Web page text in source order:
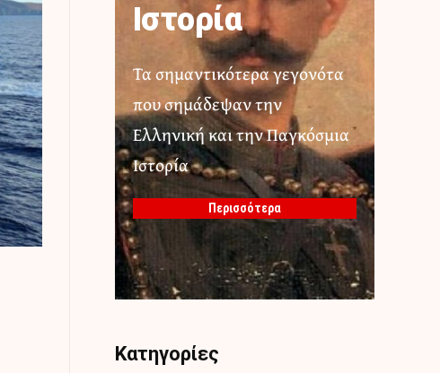
Ιστορία
Τα σημαντικότερα γεγονότα
που σημάδεψαν την
Ελληνική και την Παγκόσμια
Ιστορία
Περισσότερα
Κατηγορίες